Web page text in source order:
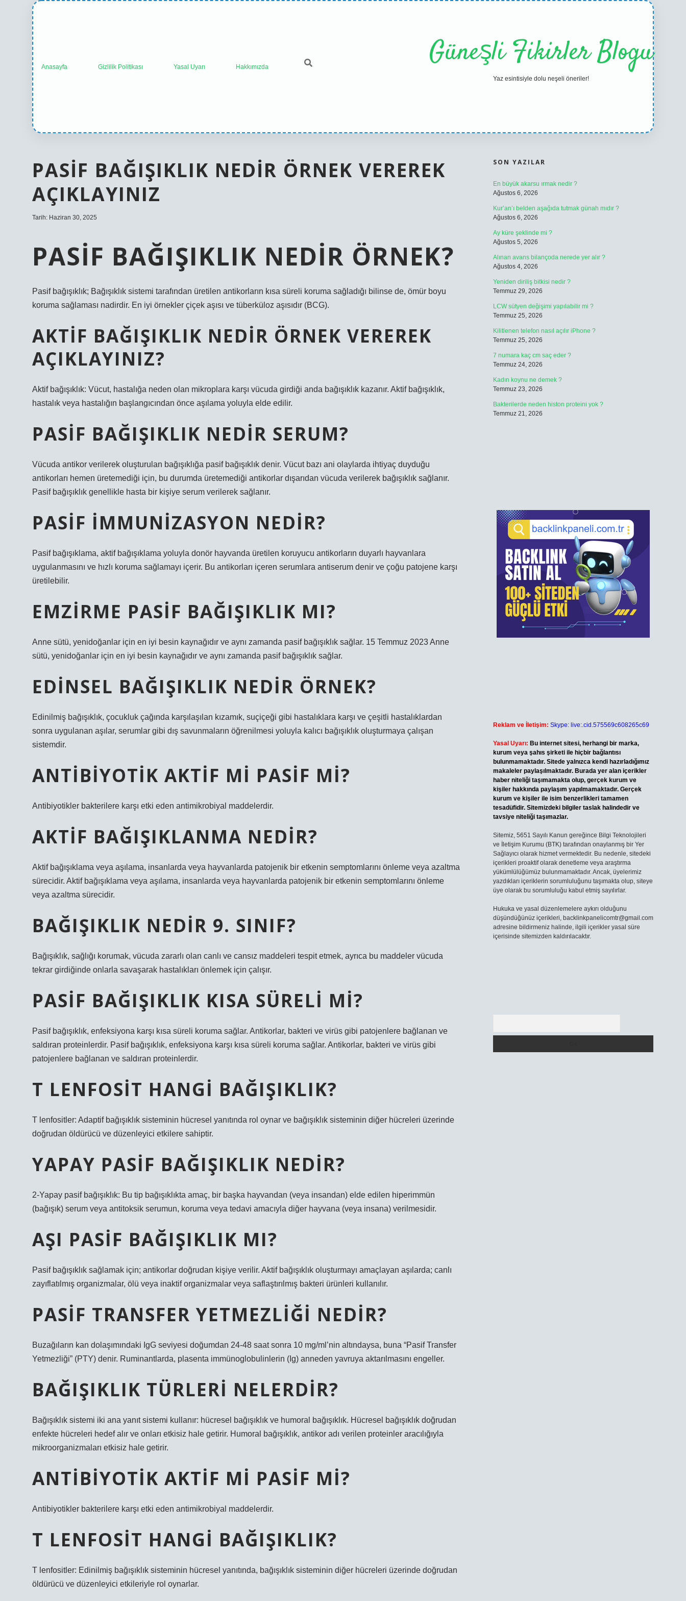
Anasayfa Gizlilik Politikası Yasal Uyarı Hakkımızda Güneşli Fikirler Blogu
Yaz esintisiyle dolu neşeli öneriler!
PASIF BAĞIŞIKLIK NEDIR ÖRNEK VEREREK
AÇIKLAYINIZ
Tarih: Haziran 30, 2025
PASIF BAĞIŞIKLIK NEDIR ÖRNEK?
Pasif bağışıklık; Bağışıklık sistemi tarafından üretilen antikorların kısa süreli koruma sağladığı bilinse de, ömür boyu
koruma sağlaması nadirdir. En iyi örnekler çiçek aşısı ve tüberküloz aşısıdır (BCG).
AKTIF BAĞIŞIKLIK NEDIR ÖRNEK VEREREK
AÇIKLAYINIZ?
Aktif bağışıklık: Vücut, hastalığa neden olan mikroplara karşı vücuda girdiği anda bağışıklık kazanır. Aktif bağışıklık,
hastalık veya hastalığın başlangıcından önce aşılama yoluyla elde edilir.
PASIF BAĞIŞIKLIK NEDIR SERUM?
Vücuda antikor verilerek oluşturulan bağışıklığa pasif bağışıklık denir. Vücut bazı ani olaylarda ihtiyaç duyduğu
antikorları hemen üretemediği için, bu durumda üretemediği antikorlar dışarıdan vücuda verilerek bağışıklık sağlanır.
Pasif bağışıklık genellikle hasta bir kişiye serum verilerek sağlanır.
PASIF IMMUNIZASYON NEDIR?
Pasif bağışıklama, aktif bağışıklama yoluyla donör hayvanda üretilen koruyucu antikorların duyarlı hayvanlara
uygulanmasını ve hızlı koruma sağlamayı içerir. Bu antikorları içeren serumlara antiserum denir ve çoğu patojene karşı
üretilebilir.
EMZIRME PASIF BAĞIŞIKLIK MI?
Anne sütü, yenidoğanlar için en iyi besin kaynağıdır ve aynı zamanda pasif bağışıklık sağlar. 15 Temmuz 2023 Anne
sütü, yenidoğanlar için en iyi besin kaynağıdır ve aynı zamanda pasif bağışıklık sağlar.
EDINSEL BAĞIŞIKLIK NEDIR ÖRNEK?
Edinilmiş bağışıklık, çocukluk çağında karşılaşılan kızamık, suçiçeği gibi hastalıklara karşı ve çeşitli hastalıklardan
sonra uygulanan aşılar, serumlar gibi dış savunmaların öğrenilmesi yoluyla kalıcı bağışıklık oluşturmaya çalışan
sistemdir.
ANTIBIYOTIK AKTIF MI PASIF MI?
Antibiyotikler bakterilere karşı etki eden antimikrobiyal maddelerdir.
AKTIF BAĞIŞIKLANMA NEDIR?
Aktif bağışıklama veya aşılama, insanlarda veya hayvanlarda patojenik bir etkenin semptomlarını önleme veya azaltma
sürecidir. Aktif bağışıklama veya aşılama, insanlarda veya hayvanlarda patojenik bir etkenin semptomlarını önleme
veya azaltma sürecidir.
BAĞIŞIKLIK NEDIR 9. SINIF?
Bağışıklık, sağlığı korumak, vücuda zararlı olan canlı ve cansız maddeleri tespit etmek, ayrıca bu maddeler vücuda
tekrar girdiğinde onlarla savaşarak hastalıkları önlemek için çalışır.
PASIF BAĞIŞIKLIK KISA SÜRELI MI?
Pasif bağışıklık, enfeksiyona karşı kısa süreli koruma sağlar. Antikorlar, bakteri ve virüs gibi patojenlere bağlanan ve
saldıran proteinlerdir. Pasif bağışıklık, enfeksiyona karşı kısa süreli koruma sağlar. Antikorlar, bakteri ve virüs gibi
patojenlere bağlanan ve saldıran proteinlerdir.
T LENFOSIT HANGI BAĞIŞIKLIK?
T lenfositler: Adaptif bağışıklık sisteminin hücresel yanıtında rol oynar ve bağışıklık sisteminin diğer hücreleri üzerinde
doğrudan öldürücü ve düzenleyici etkilere sahiptir.
YAPAY PASIF BAĞIŞIKLIK NEDIR?
2-Yapay pasif bağışıklık: Bu tip bağışıklıkta amaç, bir başka hayvandan (veya insandan) elde edilen hiperimmün
(bağışık) serum veya antitoksik serumun, koruma veya tedavi amacıyla diğer hayvana (veya insana) verilmesidir.
AŞI PASIF BAĞIŞIKLIK MI?
Pasif bağışıklık sağlamak için; antikorlar doğrudan kişiye verilir. Aktif bağışıklık oluşturmayı amaçlayan aşılarda; canlı
zayıflatılmış organizmalar, ölü veya inaktif organizmalar veya saflaştırılmış bakteri ürünleri kullanılır.
PASIF TRANSFER YETMEZLIĞI NEDIR?
Buzağıların kan dolaşımındaki IgG seviyesi doğumdan 24-48 saat sonra 10 mg/ml’nin altındaysa, buna “Pasif Transfer
Yetmezliği” (PTY) denir. Ruminantlarda, plasenta immünoglobulinlerin (Ig) anneden yavruya aktarılmasını engeller.
BAĞIŞIKLIK TÜRLERI NELERDIR?
Bağışıklık sistemi iki ana yanıt sistemi kullanır: hücresel bağışıklık ve humoral bağışıklık. Hücresel bağışıklık doğrudan
enfekte hücreleri hedef alır ve onları etkisiz hale getirir. Humoral bağışıklık, antikor adı verilen proteinler aracılığıyla
mikroorganizmaları etkisiz hale getirir.
ANTIBIYOTIK AKTIF MI PASIF MI?
Antibiyotikler bakterilere karşı etki eden antimikrobiyal maddelerdir.
T LENFOSIT HANGI BAĞIŞIKLIK?
T lenfositler: Edinilmiş bağışıklık sisteminin hücresel yanıtında, bağışıklık sisteminin diğer hücreleri üzerinde doğrudan
öldürücü ve düzenleyici etkileriyle rol oynarlar.
SON YAZILAR
En büyük akarsu ırmak nedir ?
Ağustos 6, 2026
Kur’an’ı belden aşağıda tutmak günah mıdır ?
Ağustos 6, 2026
Ay küre şeklinde mi ?
Ağustos 5, 2026
Alınan avans bilançoda nerede yer alır ?
Ağustos 4, 2026
Yeniden diriliş bitkisi nedir ?
Temmuz 29, 2026
LCW sütyen değişimi yapılabilir mi ?
Temmuz 25, 2026
Kilitlenen telefon nasıl açılır iPhone ?
Temmuz 25, 2026
7 numara kaç cm saç eder ?
Temmuz 24, 2026
Kadın koynu ne demek ?
Temmuz 23, 2026
Bakterilerde neden histon proteini yok ?
Temmuz 21, 2026
Reklam ve İletişim: Skype: live:.cid.575569c608265c69
Yasal Uyarı: Bu internet sitesi, herhangi bir marka,
kurum veya şahıs şirketi ile hiçbir bağlantısı
bulunmamaktadır. Sitede yalnızca kendi hazırladığımız
makaleler paylaşılmaktadır. Burada yer alan içerikler
haber niteliği taşımamakta olup, gerçek kurum ve
kişiler hakkında paylaşım yapılmamaktadır. Gerçek
kurum ve kişiler ile isim benzerlikleri tamamen
tesadüfidir. Sitemizdeki bilgiler taslak halindedir ve
tavsiye niteliği taşımazlar.
Sitemiz, 5651 Sayılı Kanun gereğince Bilgi Teknolojileri
ve İletişim Kurumu (BTK) tarafından onaylanmış bir Yer
Sağlayıcı olarak hizmet vermektedir. Bu nedenle, sitedeki
içerikleri proaktif olarak denetleme veya araştırma
yükümlülüğümüz bulunmamaktadır. Ancak, üyelerimiz
yazdıkları içeriklerin sorumluluğunu taşımakta olup, siteye
üye olarak bu sorumluluğu kabul etmiş sayılırlar.
Hukuka ve yasal düzenlemelere aykırı olduğunu
düşündüğünüz içerikleri, backlinkpanelicomtr@gmail.com
adresine bildirmeniz halinde, ilgili içerikler yasal süre
içerisinde sitemizden kaldırılacaktır.